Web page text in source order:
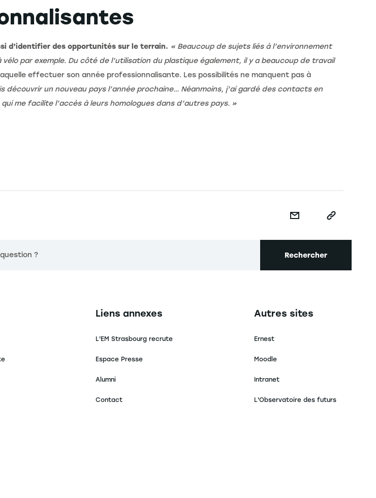
d’identifier des opportunités sur le terrain. « Beaucoup de sujets liés à l’environnement
par exemple. Du côté de l’utilisation du plastique également, il y a beaucoup de travail
effectuer son année professionnalisante. Les possibilités ne manquent pas à
découvrir un nouveau pays l’année prochaine… Néanmoins, j’ai gardé des contacts en
me facilite l’accès à leurs homologues dans d’autres pays. »
? Rechercher
footer Navigation secondaire footer
Liens annexes
L'EM Strasbourg recrute
Espace Presse
Alumni
Contact
Navigation tertiaire footer
Autres sites
Ernest
Moodle
Intranet
L'Observatoire des futurs